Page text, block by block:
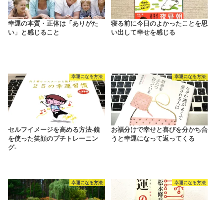
幸運の本質・正体は「ありがた
い」と感じること
寝る前に今日のよかったことを思
い出して幸せを感じる
幸運になる方法
セルフイメージを高める方法-鏡
を使った笑顔のプチトレーニン
グ-
幸運になる方法
お福分けで幸せと喜びを分かち合
うと幸運になって返ってくる
幸運になる方法 幸運になる方法